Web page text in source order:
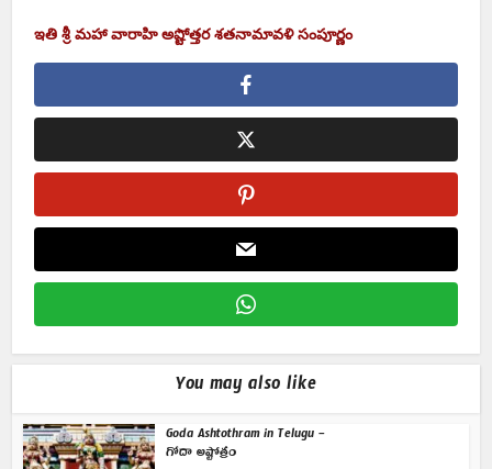
ఇతి శ్రీ మహా వారాహి అష్టోత్తర శతనామావళి సంపూర్ణం
You may also like
Goda Ashtothram in Telugu –
గోదా అష్టోత్రం